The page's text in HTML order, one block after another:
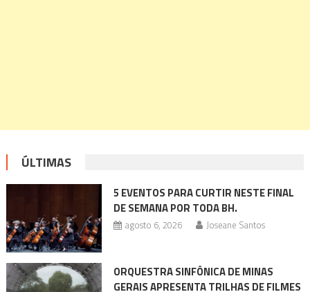
ÚLTIMAS
5 EVENTOS PARA CURTIR NESTE FINAL
DE SEMANA POR TODA BH.
agosto 6, 2026 Joseane Santos
ORQUESTRA SINFÔNICA DE MINAS
GERAIS APRESENTA TRILHAS DE FILMES